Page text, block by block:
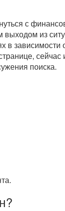
с
из
зависимости
поиска.